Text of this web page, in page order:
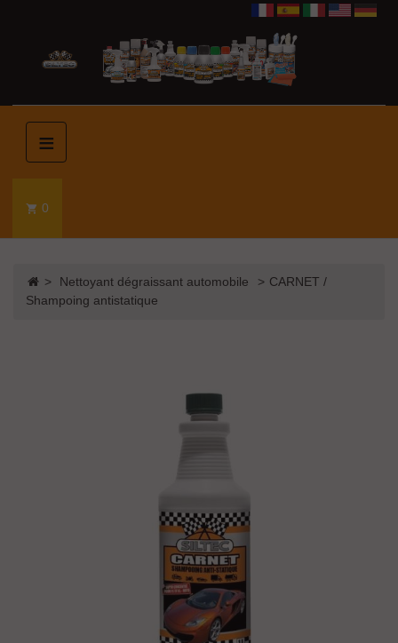
≡
 0
> Nettoyant dégraissant automobile > CARNET /
Shampoing antistatique